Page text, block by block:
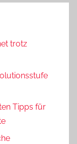
trotz
Tipps für